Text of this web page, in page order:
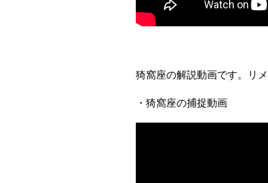
猗窩座の解説動画です。リ
・猗窩座の捕捉動画